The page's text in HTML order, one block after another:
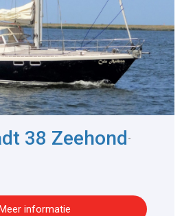
38 Zeehond-
informatie